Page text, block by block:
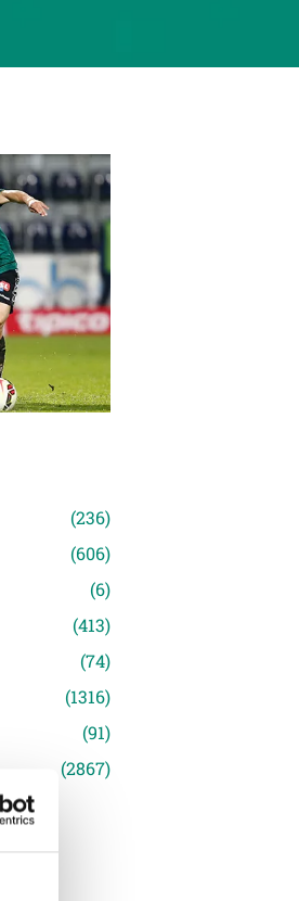
(236)
(606)
(6)
(413)
(74)
(1316)
(91)
(2867)